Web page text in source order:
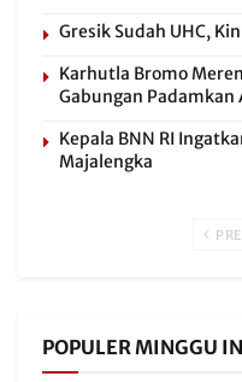
Gresik Sudah UHC,
Karhutla Bromo
Gabungan Padamkan
Kepala BNN RI
Majalengka
POPULER MINGGU